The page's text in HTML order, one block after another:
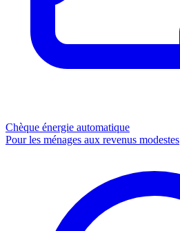
Chèque énergie automatique
Pour les ménages aux revenus modestes